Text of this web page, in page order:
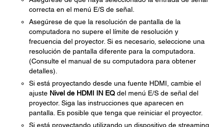
correcta en el menú E/S de señal.
Asegúrese de que la resolución de pantalla de la
computadora no supere el límite de resolución y
frecuencia del proyector. Si es necesario, seleccione una
resolución de pantalla diferente para la computadora.
(Consulte el manual de su computadora para obtener
detalles).
Si está proyectando desde una fuente HDMI, cambie el
ajuste Nivel de HDMI IN EQ del menú E/S de señal del
proyector. Siga las instrucciones que aparecen en
pantalla. Es posible que tenga que reiniciar el proyector.
Si está proyectando utilizando un dispositivo de streaming